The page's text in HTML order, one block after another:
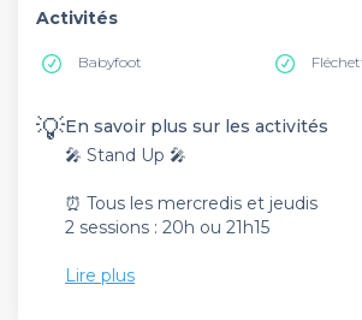
Activités
Babyfoot
💡En savoir plus sur les activités
🎤 Stand Up 🎤
⏰ Tous les mercredis et jeudis
2 sessions : 20h ou 21h15
⏰ Tous les samedis et dimanches
Lire plus